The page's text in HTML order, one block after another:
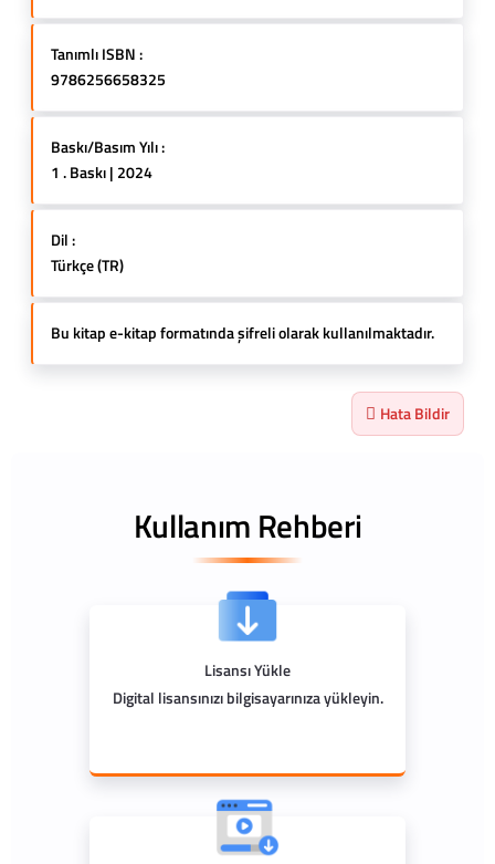
Tanımlı ISBN :
9786256658325
Baskı/Basım Yılı :
1 . Baskı | 2024
Dil :
Türkçe (TR)
Bu kitap e-kitap formatında şifreli olarak kullanılmaktadır.
Hata Bildir
Kullanım Rehberi
Lisansı Yükle
Digital lisansınızı bilgisayarınıza yükleyin.